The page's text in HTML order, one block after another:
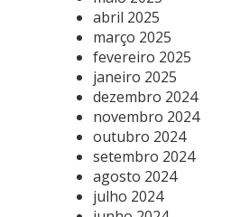
abril 2025
março 2025
fevereiro 2025
janeiro 2025
dezembro 2024
novembro 2024
outubro 2024
setembro 2024
agosto 2024
julho 2024